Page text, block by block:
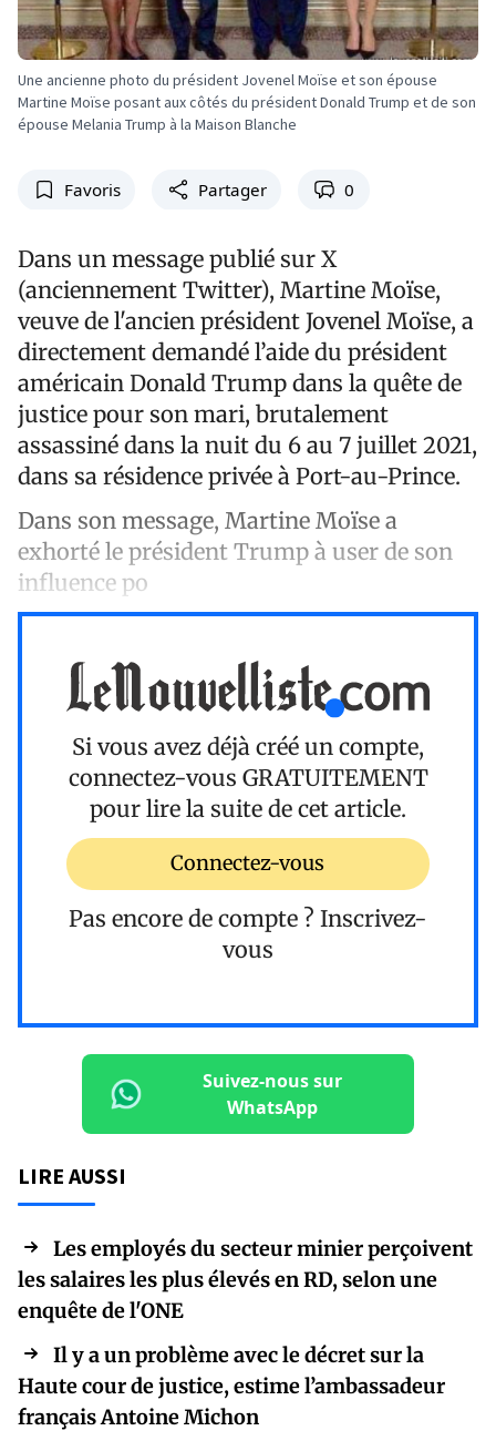
Une ancienne photo du président Jovenel Moïse et son épouse
Martine Moïse posant aux côtés du président Donald Trump et de son
épouse Melania Trump à la Maison Blanche
Favoris Partager 0
Dans un message publié sur X
(anciennement Twitter), Martine Moïse,
veuve de l'ancien président Jovenel Moïse, a
directement demandé l’aide du président
américain Donald Trump dans la quête de
justice pour son mari, brutalement
assassiné dans la nuit du 6 au 7 juillet 2021,
dans sa résidence privée à Port-au-Prince.
Dans son message, Martine Moïse a
exhorté le président Trump à user de son
influence po
Si vous avez déjà créé un compte,
connectez-vous GRATUITEMENT
pour lire la suite de cet article.
Connectez-vous
Pas encore de compte ? Inscrivez-
vous
Suivez-nous sur
WhatsApp
LIRE AUSSI
Les employés du secteur minier perçoivent
les salaires les plus élevés en RD, selon une
enquête de l'ONE
Il y a un problème avec le décret sur la
Haute cour de justice, estime l’ambassadeur
français Antoine Michon